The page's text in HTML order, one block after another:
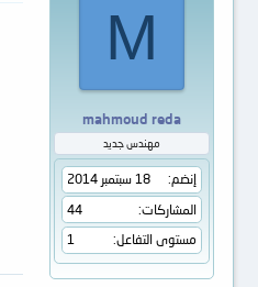
M
mahmoud reda
مهندس جديد
إنضم
18 سبتمبر 2014
المشاركات
44
مستوى التفاعل
1